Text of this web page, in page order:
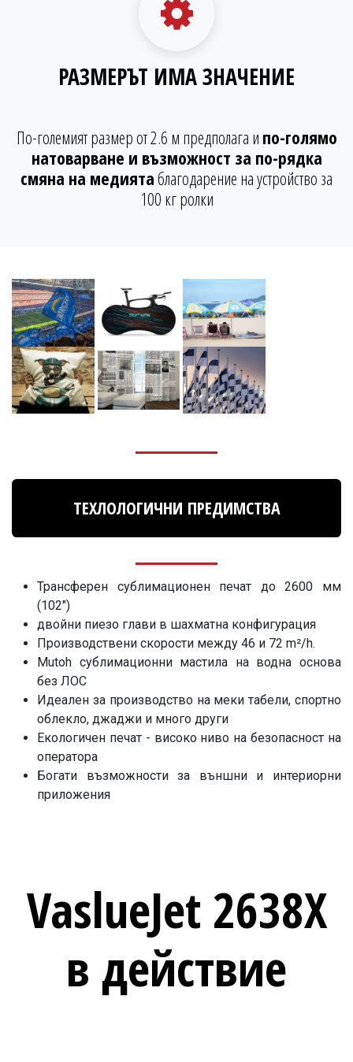
РАЗМЕРЪТ ИМА ЗНАЧЕНИЕ
По-големият размер от 2.6 м предполага и по-голямо
натоварване и възможност за по-рядка
смяна на медиятаблагодарение на устройство за
100 кг ролки
ТЕХЛОЛОГИЧНИ ПРЕДИМСТВА
Трансферен сублимационен печат до 2600 мм
(102")
двойни пиезо глави в шахматна конфигурация
Производствени скорости между 46 и 72 m²/h.
Mutoh сублимационни мастила на водна основа
без ЛОС
Идеален за производство на меки табели, спортно
облекло, джаджи и много други
Екологичен печат - високо ниво на безопасност на
оператора
Богати възможности за външни и интериорни
приложения
VaslueJet 2638X
в действие